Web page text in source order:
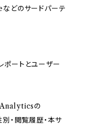
どのサードパーテ
ートとユーザー
Analyticsの
・閲覧履歴・本サ